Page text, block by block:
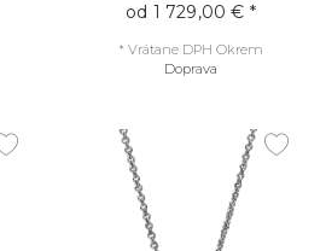
od 1 729,00 € *
* Vrátane DPH Okrem
Doprava